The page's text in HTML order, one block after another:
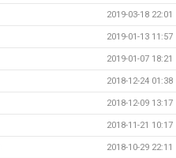
2019-03-18 22:01
2019-01-13 11:57
2019-01-07 18:21
2018-12-24 01:38
2018-12-09 13:17
2018-11-21 10:17
2018-10-29 22:11